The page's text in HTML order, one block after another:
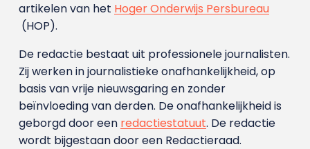
artikelen van het Hoger Onderwijs Persbureau
(HOP).
De redactie bestaat uit professionele journalisten.
Zij werken in journalistieke onafhankelijkheid, op
basis van vrije nieuwsgaring en zonder
beïnvloeding van derden. De onafhankelijkheid is
geborgd door een redactiestatuut. De redactie
wordt bijgestaan door een Redactieraad.